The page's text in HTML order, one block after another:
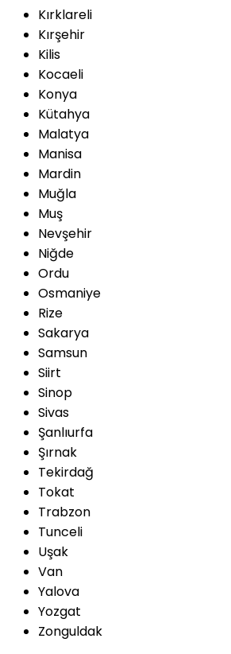
Kırklareli
Kırşehir
Kilis
Kocaeli
Konya
Kütahya
Malatya
Manisa
Mardin
Muğla
Muş
Nevşehir
Niğde
Ordu
Osmaniye
Rize
Sakarya
Samsun
Siirt
Sinop
Sivas
Şanlıurfa
Şırnak
Tekirdağ
Tokat
Trabzon
Tunceli
Uşak
Van
Yalova
Yozgat
Zonguldak